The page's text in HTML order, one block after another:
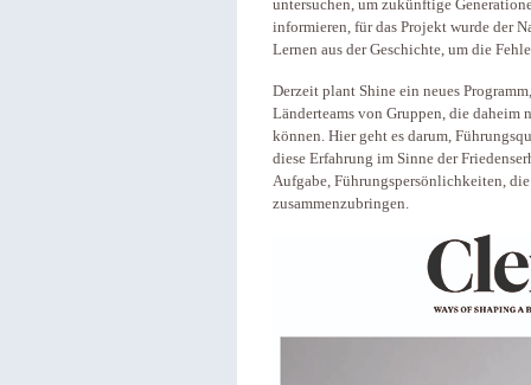
untersuchen, um zukünftige
informieren, für das Projekt wurde der
Lernen aus der Geschichte, um die
Derzeit plant Shine ein neues
Länderteams von Gruppen, die
können. Hier geht es darum,
diese Erfahrung im Sinne der
Aufgabe, Führungspersönlichkeiten,
zusammenzubringen.